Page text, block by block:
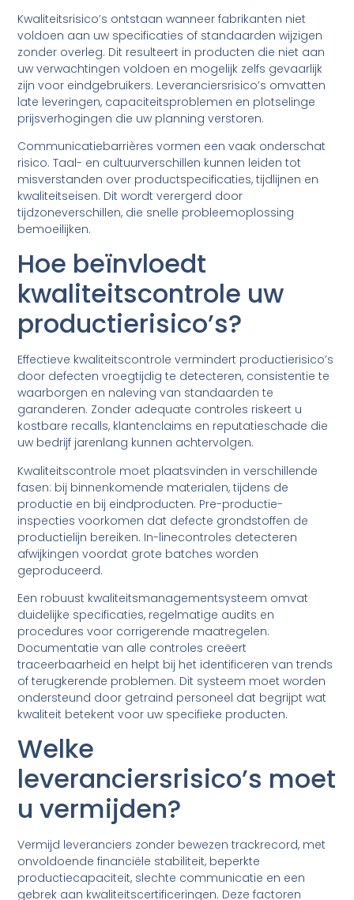
Kwaliteitsrisico’s ontstaan wanneer fabrikanten niet
voldoen aan uw specificaties of standaarden wijzigen
zonder overleg. Dit resulteert in producten die niet aan
uw verwachtingen voldoen en mogelijk zelfs gevaarlijk
zijn voor eindgebruikers. Leveranciersrisico’s omvatten
late leveringen, capaciteitsproblemen en plotselinge
prijsverhogingen die uw planning verstoren.
Communicatiebarrières vormen een vaak onderschat
risico. Taal- en cultuurverschillen kunnen leiden tot
misverstanden over productspecificaties, tijdlijnen en
kwaliteitseisen. Dit wordt verergerd door
tijdzoneverschillen, die snelle probleemoplossing
bemoeilijken.
Hoe beïnvloedt
kwaliteitscontrole uw
productierisico’s?
Effectieve kwaliteitscontrole vermindert productierisico’s
door defecten vroegtijdig te detecteren, consistentie te
waarborgen en naleving van standaarden te
garanderen. Zonder adequate controles riskeert u
kostbare recalls, klantenclaims en reputatieschade die
uw bedrijf jarenlang kunnen achtervolgen.
Kwaliteitscontrole moet plaatsvinden in verschillende
fasen: bij binnenkomende materialen, tijdens de
productie en bij eindproducten. Pre-productie-
inspecties voorkomen dat defecte grondstoffen de
productielijn bereiken. In-linecontroles detecteren
afwijkingen voordat grote batches worden
geproduceerd.
Een robuust kwaliteitsmanagementsysteem omvat
duidelijke specificaties, regelmatige audits en
procedures voor corrigerende maatregelen.
Documentatie van alle controles creëert
traceerbaarheid en helpt bij het identificeren van trends
of terugkerende problemen. Dit systeem moet worden
ondersteund door getraind personeel dat begrijpt wat
kwaliteit betekent voor uw specifieke producten.
Welke
leveranciersrisico’s moet
u vermijden?
Vermijd leveranciers zonder bewezen trackrecord, met
onvoldoende financiële stabiliteit, beperkte
productiecapaciteit, slechte communicatie en een
gebrek aan kwaliteitscertificeringen. Deze factoren